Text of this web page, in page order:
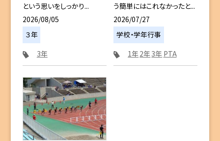
という思いをしっかり...
2026/08/05
３年
3年
う簡単にはこれなかったと...
2026/07/27
学校・学年行事
1年2年3年 PTA